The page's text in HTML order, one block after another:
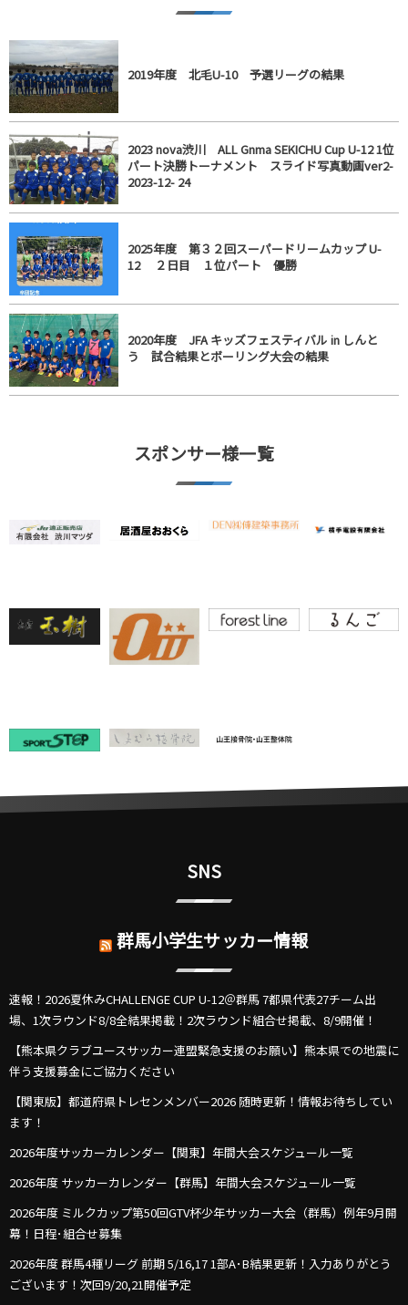
2019年度 北毛U-10 予選リーグの結果
2023 nova渋川 ALL Gnma SEKICHU Cup U-12 1位
パート決勝トーナメント スライド写真動画ver2-
2023-12- 24
2025年度 第３２回スーパードリームカップ U-
12 ２日目 １位パート 優勝
2020年度 JFA キッズフェスティバル in しんと
う 試合結果とボーリング大会の結果
スポンサー様一覧
SNS
群馬小学生サッカー情報
速報！2026夏休みCHALLENGE CUP U-12＠群馬 7都県代表27チーム出
場、1次ラウンド8/8全結果掲載！2次ラウンド組合せ掲載、8/9開催！
【熊本県クラブユースサッカー連盟緊急支援のお願い】熊本県での地震に
伴う支援募金にご協力ください
【関東版】都道府県トレセンメンバー2026 随時更新！情報お待ちしてい
ます！
2026年度サッカーカレンダー【関東】年間大会スケジュール一覧
2026年度 サッカーカレンダー【群馬】年間大会スケジュール一覧
2026年度 ミルクカップ第50回GTV杯少年サッカー大会（群馬）例年9月開
幕！日程･組合せ募集
2026年度 群馬4種リーグ 前期 5/16,17 1部A･B結果更新！入力ありがとう
ございます！次回9/20,21開催予定